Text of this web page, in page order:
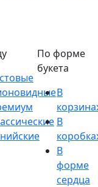
По форме
букета
В
В
В
форме
сердца